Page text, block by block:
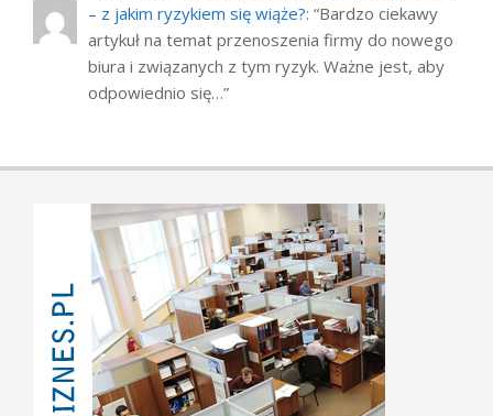
– z jakim ryzykiem się wiąże?: “Bardzo ciekawy
artykuł na temat przenoszenia firmy do nowego
biura i związanych z tym ryzyk. Ważne jest, aby
odpowiednio się…”